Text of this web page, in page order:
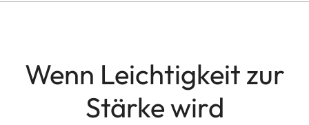
Wenn Leichtigkeit zur
Stärke wird